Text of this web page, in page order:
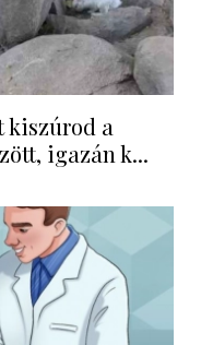
kiszúrod a
igazán k...